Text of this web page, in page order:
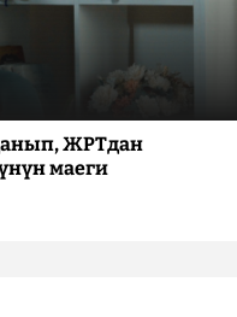
ЖРТдан
маеги